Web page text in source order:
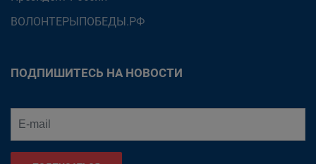
ВОЛОНТЕРЫПОБЕДЫ.РФ
ПОДПИШИТЕСЬ НА НОВОСТИ